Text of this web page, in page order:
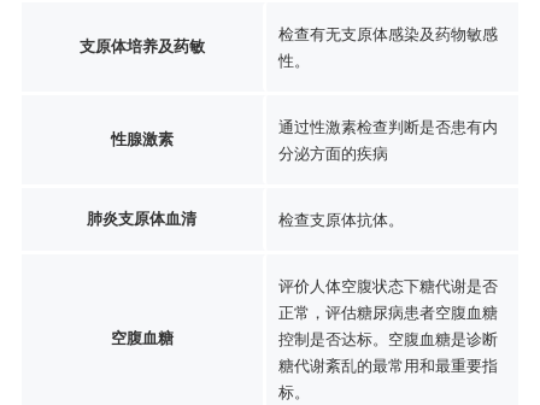
支原体培养及药敏
检查有无支原体感染及药物敏感
性。
性腺激素
通过性激素检查判断是否患有内
分泌方面的疾病
肺炎支原体血清 检查支原体抗体。
空腹血糖
评价人体空腹状态下糖代谢是否
正常，评估糖尿病患者空腹血糖
控制是否达标。空腹血糖是诊断
糖代谢紊乱的最常用和最重要指
标。